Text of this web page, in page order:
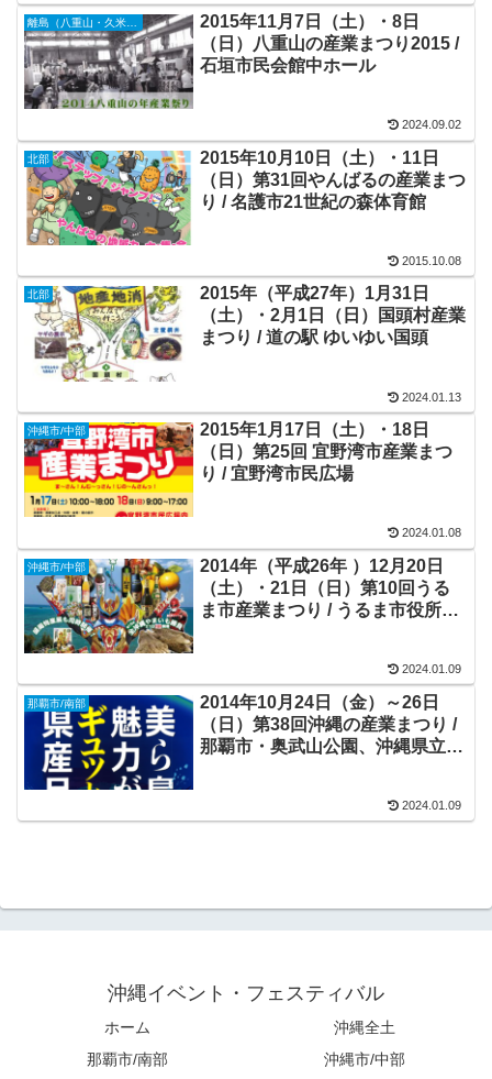
2015年11月7日（土）・8日
（日）八重山の産業まつり2015 /
石垣市民会館中ホール
2024.09.02
北部
2015年10月10日（土）・11日
（日）第31回やんばるの産業まつ
り / 名護市21世紀の森体育館
2015.10.08
北部
2015年（平成27年）1月31日
（土）・2月1日（日）国頭村産業
まつり / 道の駅 ゆいゆい国頭
2024.01.13
沖縄市/中部
2015年1月17日（土）・18日
（日）第25回 宜野湾市産業まつ
り / 宜野湾市民広場
2024.01.08
沖縄市/中部
2014年（平成26年 ）12月20日
（土）・21日（日）第10回うる
ま市産業まつり / うるま市役所石
2024.01.09
那覇市/南部
2014年10月24日（金）～26日
（日）第38回沖縄の産業まつり /
那覇市・奥武山公園、沖縄県立武
2024.01.09
沖縄イベント・フェスティバル
ホーム
沖縄全土
那覇市/南部
沖縄市/中部